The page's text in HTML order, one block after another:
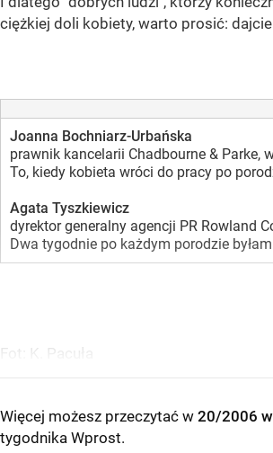
ciężkiej doli kobiety, warto prosić:
Joanna Bochniarz-Urbańska
prawnik kancelarii Chadbourne & Parke,
To, kiedy kobieta wróci do pracy po
Agata Tyszkiewicz
dyrektor generalny agencji PR Rowland
Dwa tygodnie po każdym porodzie
Fot: K. Pacuła
Więcej możesz przeczytać w 20/2006
tygodnika Wprost.